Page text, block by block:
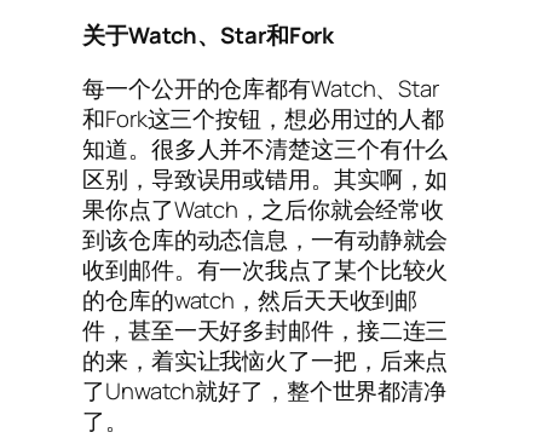
关于Watch、Star和Fork
每一个公开的仓库都有Watch、Star
和Fork这三个按钮，想必用过的人都
知道。很多人并不清楚这三个有什么
区别，导致误用或错用。其实啊，如
果你点了Watch，之后你就会经常收
到该仓库的动态信息，一有动静就会
收到邮件。有一次我点了某个比较火
的仓库的watch，然后天天收到邮
件，甚至一天好多封邮件，接二连三
的来，着实让我恼火了一把，后来点
了Unwatch就好了，整个世界都清净
了。